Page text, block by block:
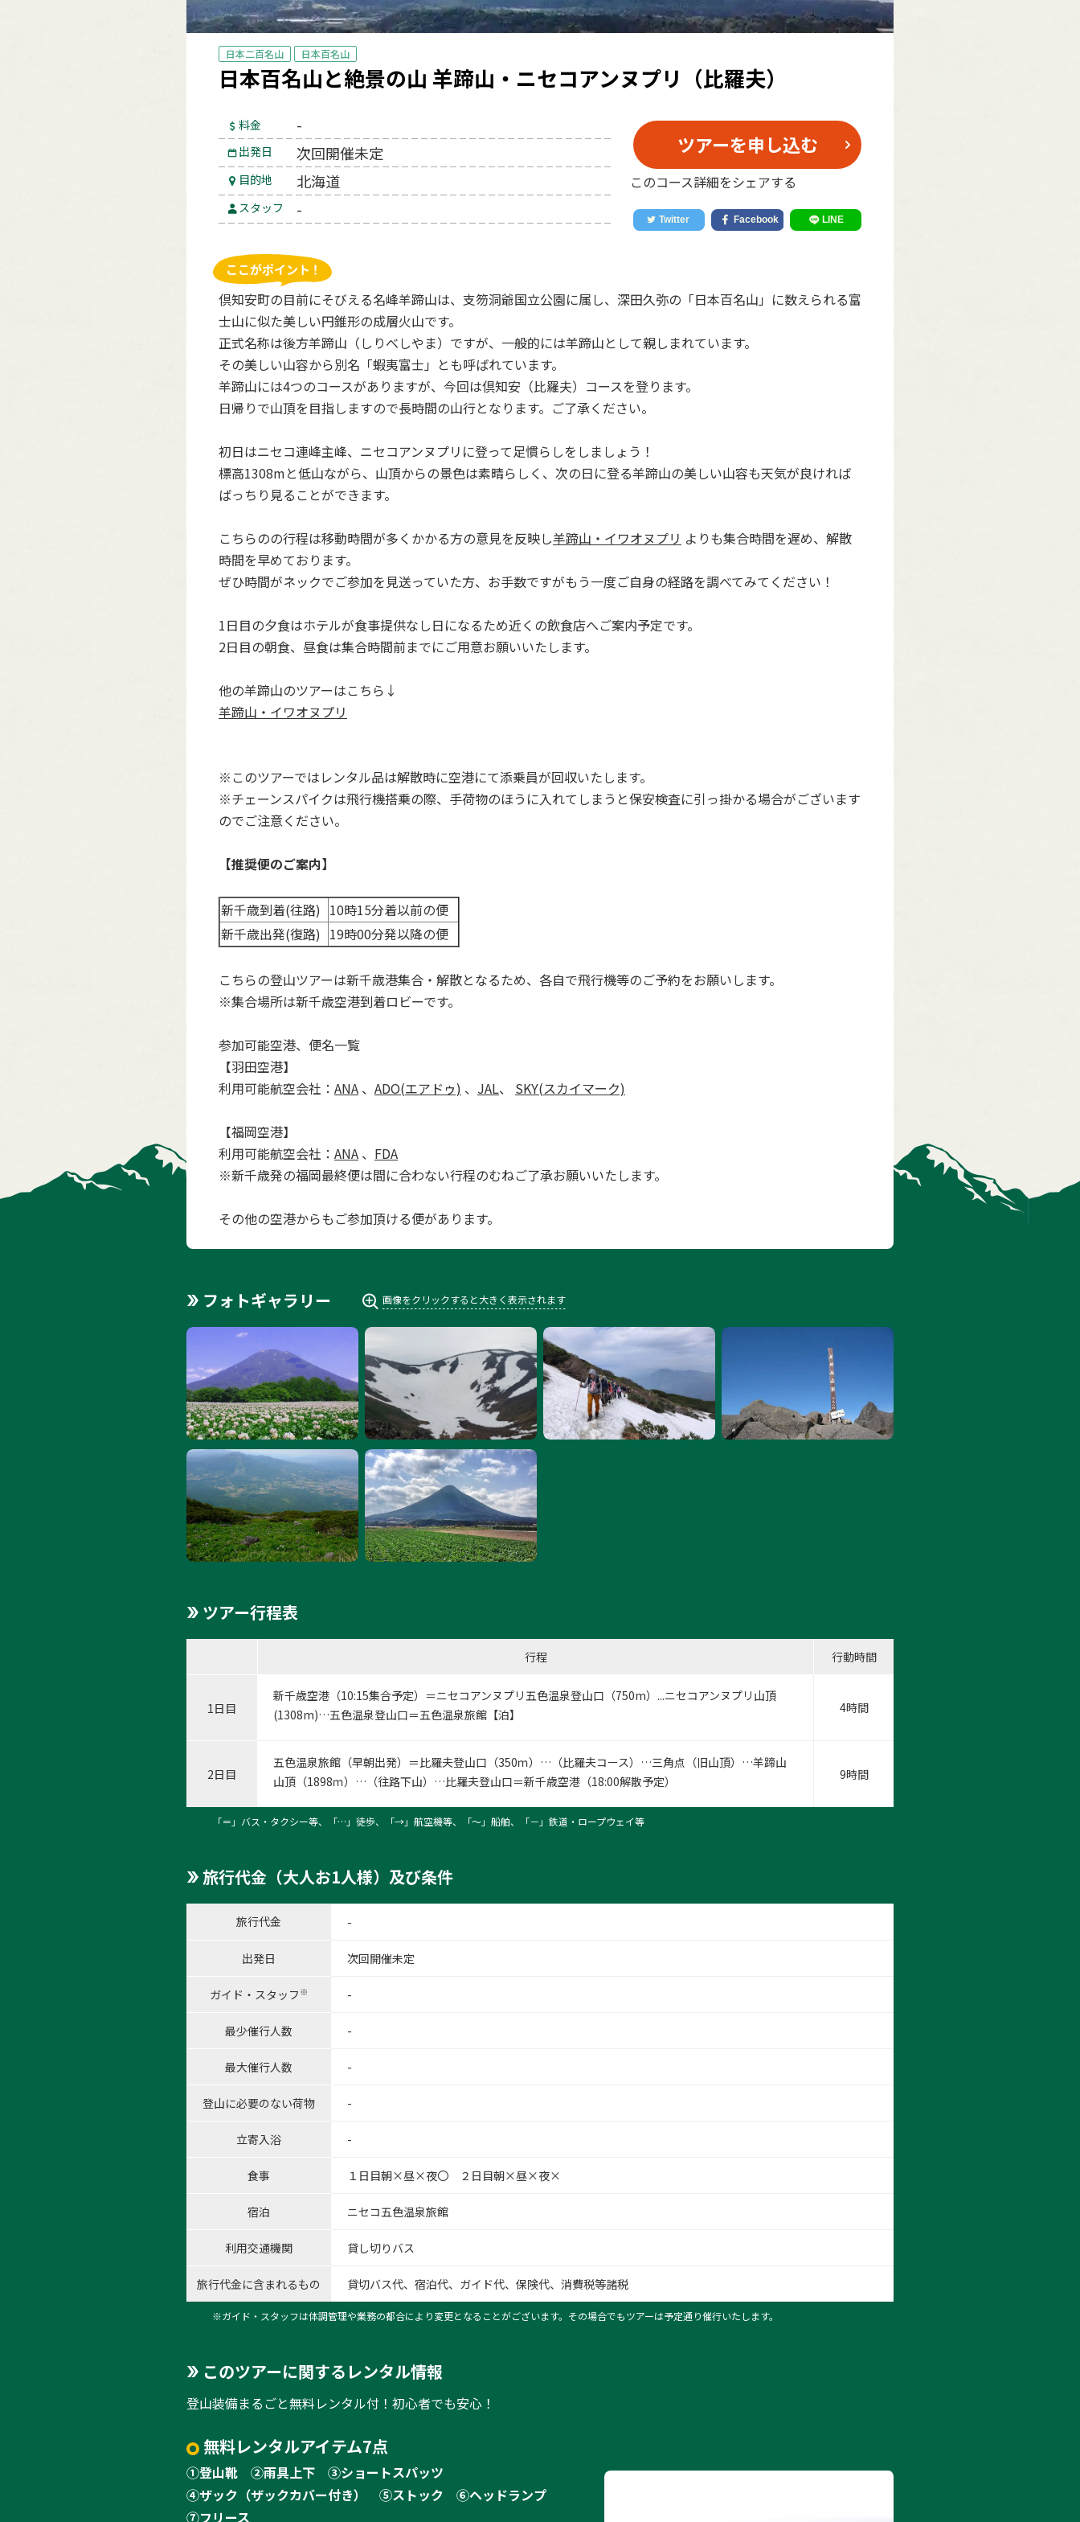
日本二百名山 日本百名山
日本百名山と絶景の山 羊蹄山・ニセコアンヌプリ（比羅夫）
料金 -
出発日 次回開催未定
目的地 北海道
スタッフ -
ツアーを申し込む
このコース詳細をシェアする
倶知安町の目前にそびえる名峰羊蹄山は、支笏洞爺国立公園に属し、深田久弥の「日本百名山」に数えられる富
士山に似た美しい円錐形の成層火山です。
正式名称は後方羊蹄山（しりべしやま）ですが、一般的には羊蹄山として親しまれています。
その美しい山容から別名「蝦夷富士」とも呼ばれています。
羊蹄山には4つのコースがありますが、今回は倶知安（比羅夫）コースを登ります。
日帰りで山頂を目指しますので長時間の山行となります。ご了承ください。
初日はニセコ連峰主峰、ニセコアンヌプリに登って足慣らしをしましょう！
標高1308mと低山ながら、山頂からの景色は素晴らしく、次の日に登る羊蹄山の美しい山容も天気が良ければ
ばっちり見ることができます。
こちらのの行程は移動時間が多くかかる方の意見を反映し羊蹄山・イワオヌプリ よりも集合時間を遅め、解散
時間を早めております。
ぜひ時間がネックでご参加を見送っていた方、お手数ですがもう一度ご自身の経路を調べてみてください！
1日目の夕食はホテルが食事提供なし日になるため近くの飲食店へご案内予定です。
2日目の朝食、昼食は集合時間前までにご用意お願いいたします。
他の羊蹄山のツアーはこちら↓
羊蹄山・イワオヌプリ
※このツアーではレンタル品は解散時に空港にて添乗員が回収いたします。
※チェーンスパイクは飛行機搭乗の際、手荷物のほうに入れてしまうと保安検査に引っ掛かる場合がございます
のでご注意ください。
【推奨便のご案内】
新千歳到着(往路) 10時15分着以前の便
新千歳出発(復路) 19時00分発以降の便
こちらの登山ツアーは新千歳港集合・解散となるため、各自で飛行機等のご予約をお願いします。
※集合場所は新千歳空港到着ロビーです。
参加可能空港、便名一覧
【羽田空港】
利用可能航空会社： ANA 、 ADO(エアドゥ) 、 JAL、 SKY(スカイマーク)
【福岡空港】
利用可能航空会社： ANA 、 FDA
※新千歳発の福岡最終便は間に合わない行程のむねご了承お願いいたします。
その他の空港からもご参加頂ける便があります。
フォトギャラリー 画像をクリックすると大きく表示されます
ツアー行程表
行程 行動時間
1日目
新千歳空港（10:15集合予定）＝ニセコアンヌプリ五色温泉登山口（750m）...ニセコアンヌプリ山頂
(1308m)…五色温泉登山口＝五色温泉旅館【泊】
4時間
2日目
五色温泉旅館（早朝出発）＝比羅夫登山口（350ｍ）…（比羅夫コース）…三角点（旧山頂）…羊蹄山
山頂（1898ｍ）…（往路下山）…比羅夫登山口＝新千歳空港（18:00解散予定）
9時間
「＝」バス・タクシー等、「…」徒歩、「→」航空機等、「〜」船舶、「－」鉄道・ロープウェイ等
旅行代金（大人お1人様）及び条件
旅行代金 -
出発日 次回開催未定
ガイド・スタッフ ※ -
最少催行人数 -
最大催行人数 -
登山に必要のない荷物 -
立寄入浴 -
食事 １日目朝×昼×夜〇 ２日目朝×昼×夜×
宿泊 ニセコ五色温泉旅館
利用交通機関 貸し切りバス
旅行代金に含まれるもの 貸切バス代、宿泊代、ガイド代、保険代、消費税等諸税
※ガイド・スタッフは体調管理や業務の都合により変更となることがございます。その場合でもツアーは予定通り催行いたします。
このツアーに関するレンタル情報
登山装備まるごと無料レンタル付！初心者でも安心！
無料レンタルアイテム7点
①登山靴 ②雨具上下
③ショートスパッツ
④ザック（ザックカバー付き）
⑤ストック
⑥ヘッドランプ
⑦フリース
1: